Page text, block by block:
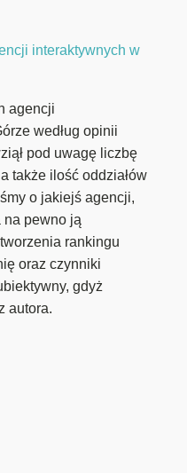
interaktywnych w
agencji
według opinii
pod uwagę liczbę
także ilość oddziałów
o jakiejś agencji,
na pewno ją
rankingu
oraz czynniki
gdyż
autora.